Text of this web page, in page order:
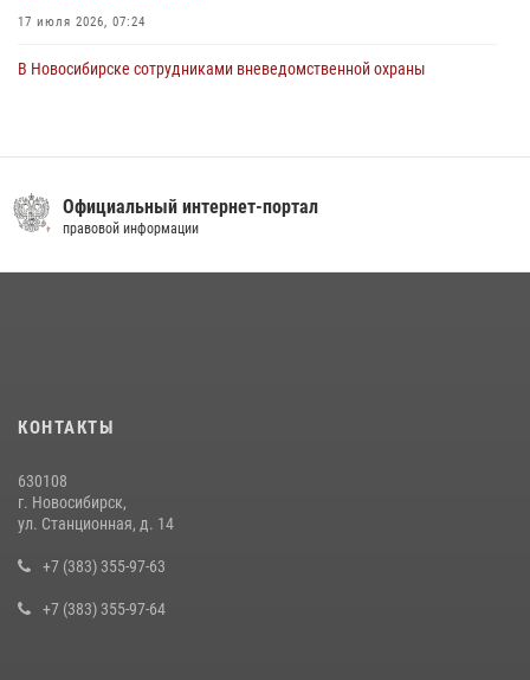
17 июля 2026, 07:24
В Новосибирске сотрудниками вневедомственной охраны
гражданина, который приобрел наркотическое вещество через
«закладку»
Росгвардии задержан подозреваемый в грабеже
При силовой поддержке бойцов ОМОН и СОБР Росгвардии
в сфере страхования
29 июля 2026, 05:19
Официальный интернет-портал
правовой информации
КОНТАКТЫ
630108
г. Новосибирск,
ул. Станционная, д. 14
+7 (383) 355-97-63
+7 (383) 355-97-64